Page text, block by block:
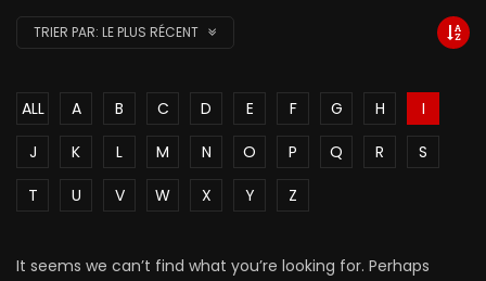
TRIER PAR: LE PLUS RÉCENT
ALL A B C D E F G H
I
J
K L M N O P Q R
S
T
U V W X Y Z
It seems we can’t find what you’re looking for. Perhaps